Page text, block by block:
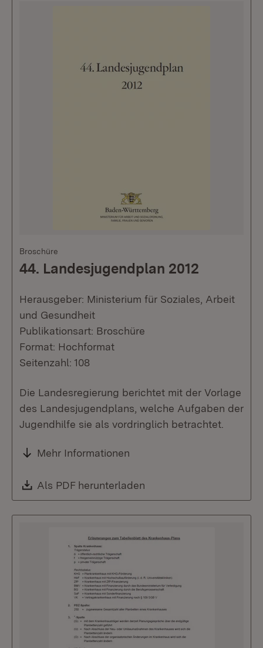
Broschüre
44. Landesjugendplan 2012
Herausgeber: Ministerium für Soziales, Arbeit
und Gesundheit
Publikationsart: Broschüre
Format: Hochformat
Seitenzahl: 108
Die Landesregierung berichtet mit der Vorlage
des Landesjugendplans, welche Aufgaben der
Jugendhilfe sie als vordringlich betrachtet.
Mehr Informationen
Download:
Als PDF herunterladen